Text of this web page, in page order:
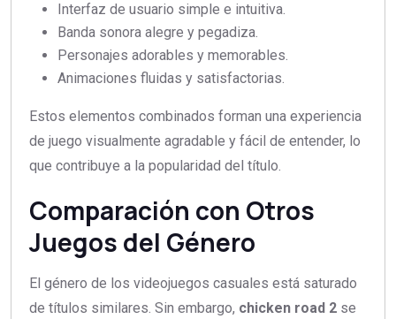
Interfaz de usuario simple e intuitiva.
Banda sonora alegre y pegadiza.
Personajes adorables y memorables.
Animaciones fluidas y satisfactorias.
Estos elementos combinados forman una experiencia
de juego visualmente agradable y fácil de entender, lo
que contribuye a la popularidad del título.
Comparación con Otros
Juegos del Género
El género de los videojuegos casuales está saturado
de títulos similares. Sin embargo, chicken road 2 se